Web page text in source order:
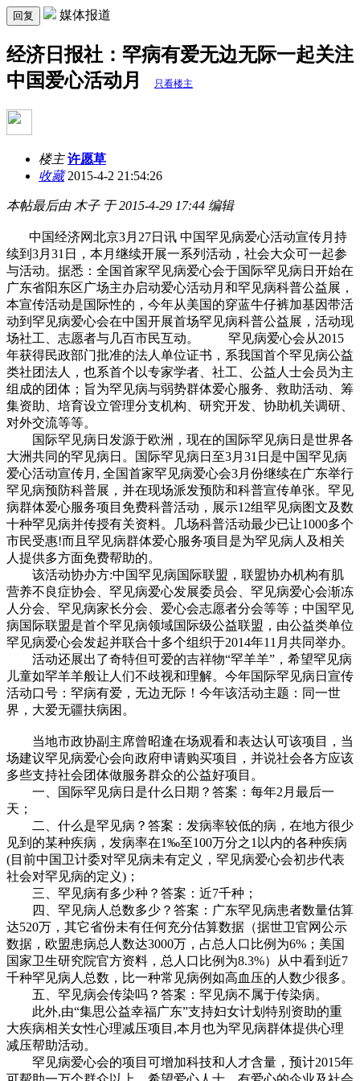
回复 媒体报道
经济日报社：罕病有爱无边无际一起关注
中国爱心活动月
只看楼主
楼主 许愿草
收藏2015-4-2 21:54:26
本帖最后由 木子 于 2015-4-29 17:44 编辑
中国经济网北京3月27日讯 中国罕见病爱心活动宣传月持
续到3月31日，本月继续开展一系列活动，社会大众可一起参
与活动。据悉：全国首家罕见病爱心会于国际罕见病日开始在
广东省阳东区广场主办启动爱心活动月和罕见病科普公益展，
本宣传活动是国际性的，今年从美国的穿蓝牛仔裤加基因带活
动到罕见病爱心会在中国开展首场罕见病科普公益展，活动现
场社工、志愿者与几百市民互动。 罕见病爱心会从2015
年获得民政部门批准的法人单位证书，系我国首个罕见病公益
类社团法人，也系首个以专家学者、社工、公益人士会员为主
组成的团体；旨为罕见病与弱势群体爱心服务、救助活动、筹
集资助、培育设立管理分支机构、研究开发、协助机关调研、
对外交流等等。
国际罕见病日发源于欧洲，现在的国际罕见病日是世界各
大洲共同的罕见病日。国际罕见病日至3月31日是中国罕见病
爱心活动宣传月, 全国首家罕见病爱心会3月份继续在广东举行
罕见病预防科普展，并在现场派发预防和科普宣传单张。罕见
病群体爱心服务项目免费科普活动，展示12组罕见病图文及数
十种罕见病并传授有关资料。几场科普活动最少已让1000多个
市民受惠!而且罕见病群体爱心服务项目是为罕见病人及相关
人提供多方面免费帮助的。
该活动协办方:中国罕见病国际联盟，联盟协办机构有肌
营养不良症协会、罕见病爱心发展委员会、罕见病爱心会渐冻
人分会、罕见病家长分会、爱心会志愿者分会等等；中国罕见
病国际联盟是首个罕见病领域国际级公益联盟，由公益类单位
罕见病爱心会发起并联合十多个组织于2014年11月共同举办。
活动还展出了奇特但可爱的吉祥物“罕羊羊”，希望罕见病
儿童如罕羊羊般让人们不歧视和理解。今年国际罕见病日宣传
活动口号：罕病有爱，无边无际！今年该活动主题：同一世
界，大爱无疆扶病困。
当地市政协副主席曾昭逢在场观看和表达认可该项目，当
场建议罕见病爱心会向政府申请购买项目，并说社会各方应该
多些支持社会团体做服务群众的公益好项目。
一、国际罕见病日是什么日期？答案：每年2月最后一
天；
二、什么是罕见病？答案：发病率较低的病，在地方很少
见到的某种疾病，发病率在1‰至100万分之1以内的各种疾病
(目前中国卫计委对罕见病未有定义，罕见病爱心会初步代表
社会对罕见病的定义)；
三、罕见病有多少种？答案：近7千种；
四、罕见病人总数多少？答案：广东罕见病患者数量估算
达520万，其它省份未有任何充分估算数据（据世卫官网公示
数据，欧盟患病总人数达3000万，占总人口比例为6%；美国
国家卫生研究院官方资料，总人口比例为8.3%）从中看到近7
千种罕见病人总数，比一种常见病例如高血压的人数少很多。
五、罕见病会传染吗？答案：罕见病不属于传染病。
此外,由“集思公益幸福广东”支持妇女计划特别资助的重
大疾病相关女性心理减压项目,本月也为罕见病群体提供心理
减压帮助活动。
罕见病爱心会的项目可增加科技和人才含量，预计2015年